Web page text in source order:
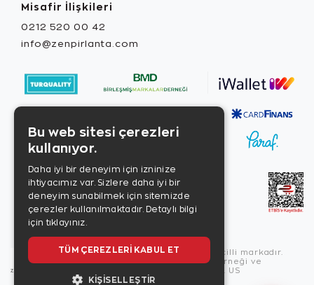
Misafir İlişkileri
0212 520 00 42
info@zenpirlanta.com
Copyright © 2026, Zen Diamond tescilli markadır.
Zen Diamond Birleşmiş Markalar Derneği ve
Turquality Destek Programı üyesidir. US
Bu web sitesi çerezleri
kullanıyor.
Daha iyi bir deneyim için izninize
ihtiyacımız var. Sizlere daha iyi bir
deneyim sunabilmek için sitemizde
çerezler kullanılmaktadır. Detaylı bilgi
için tıklayınız.
TÜM ÇEREZLERI KABUL ET
KIŞISELLEŞTIR